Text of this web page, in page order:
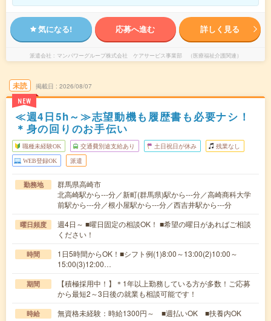
気になる! 応募へ進む 詳しく見る
派遣会社 マンパワーグループ株式会社 ケアサービス事業部 （医療福祉介護関連）
未読
NEW
掲載日 2026/08/07
≪週4日5h～≫志望動機も履歴書も必要ナシ！
＊身の回りのお手伝い
職種未経験OK 交通費別途支給あり 土日祝日が休み 残業なし
WEB登録OK 派遣
勤務地
群馬県高崎市
北高崎駅から---分／新町(群馬県)駅から---分／高崎商科大学
前駅から---分／根小屋駅から---分／西吉井駅から---分
曜日頻度
週4日～ ■曜日固定の相談OK！ ■希望の曜日があればご相談
ください！
時間
1日5時間からOK！■シフト例(1)8:00～13:00(2)10:00～
15:00(3)12:00…
期間
【積極採用中！】＊1年以上勤務している方が多数！ご応募
から最短2～3日後の就業も相談可能です！
時給 無資格未経験：時給1300円～ ■週払いOK ■扶養内OK